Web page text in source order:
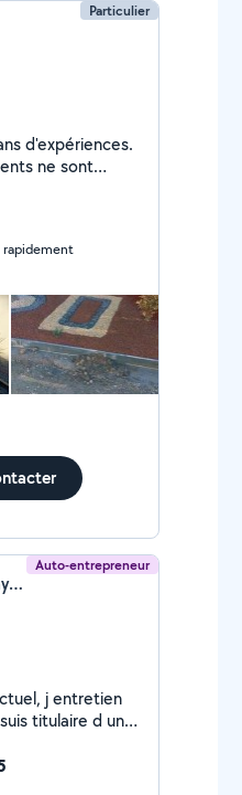
Particulier
d'expériences.
ne sont
et de parquet,
électriques
Taille de haies -
-
de buissons -
mur - Petites
très bien rapidement
Auto-entrepreneur
Jean-Michel D (Damali Paysage)
j entretien
titulaire d un
Mes
la taille de toute